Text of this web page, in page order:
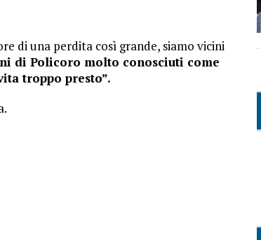
di una perdita così grande, siamo vicini
di Policoro molto conosciuti come
troppo presto”.